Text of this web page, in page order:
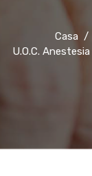
Casa
U.O.C.